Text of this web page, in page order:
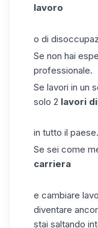
lavoro
o di
Se non hai
professionale.
Se lavori in un
solo 2 lavori
in tutto il
Se sei come
carriera
e cambiare
diventare
stai saltando